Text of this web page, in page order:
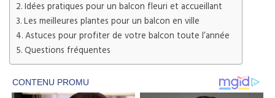
Idées pratiques pour un balcon fleuri et accueillant
Les meilleures plantes pour un balcon en ville
Astuces pour profiter de votre balcon toute l’année
Questions fréquentes